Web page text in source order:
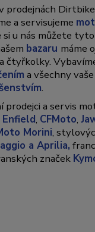
prodejnách
a servisujeme
si u nás můžete
bazaru máme
čtyřkolky.
a všechny
.
prodejci a servis
Enfield, CFMoto,
Morini,
a Aprilia,
značek